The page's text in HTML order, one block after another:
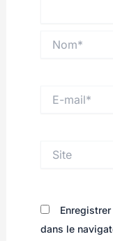
mail*
dans le